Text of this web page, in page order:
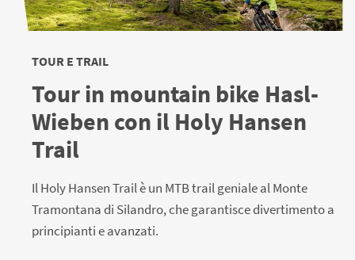
TOUR E TRAIL
Tour in mountain bike Hasl-
Wieben con il Holy Hansen
Trail
Il Holy Hansen Trail è un MTB trail geniale al Monte
Tramontana di Silandro, che garantisce divertimento a
principianti e avanzati.